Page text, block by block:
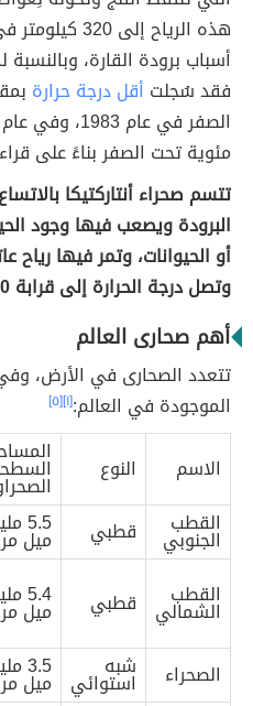
هذه الرياح
أسباب برودة القارة، وبالنسبة
فقد سُجلت أقل درجة حرارة
مئوية تحت الصفر بناءً على
تتسم صحراء أنتاركتيكا
البرودة ويصعب فيها وجود
أو الحيوانات، وتمر فيها رياح
وتصل درجة الحرارة إلى قرابة 90 درجة مئوية تحت الصفر.
أهم صحارى العالم
تتعدد الصحارى في الأرض،
الموجودة في العالم:[١] [٥]
الاسم النوع
القطب
الجنوبي قطبي 5.5
ميل
القطب
الشمالي قطبي 5.4
ميل
الصحراء
شبه
استوائي
3.5
ميل